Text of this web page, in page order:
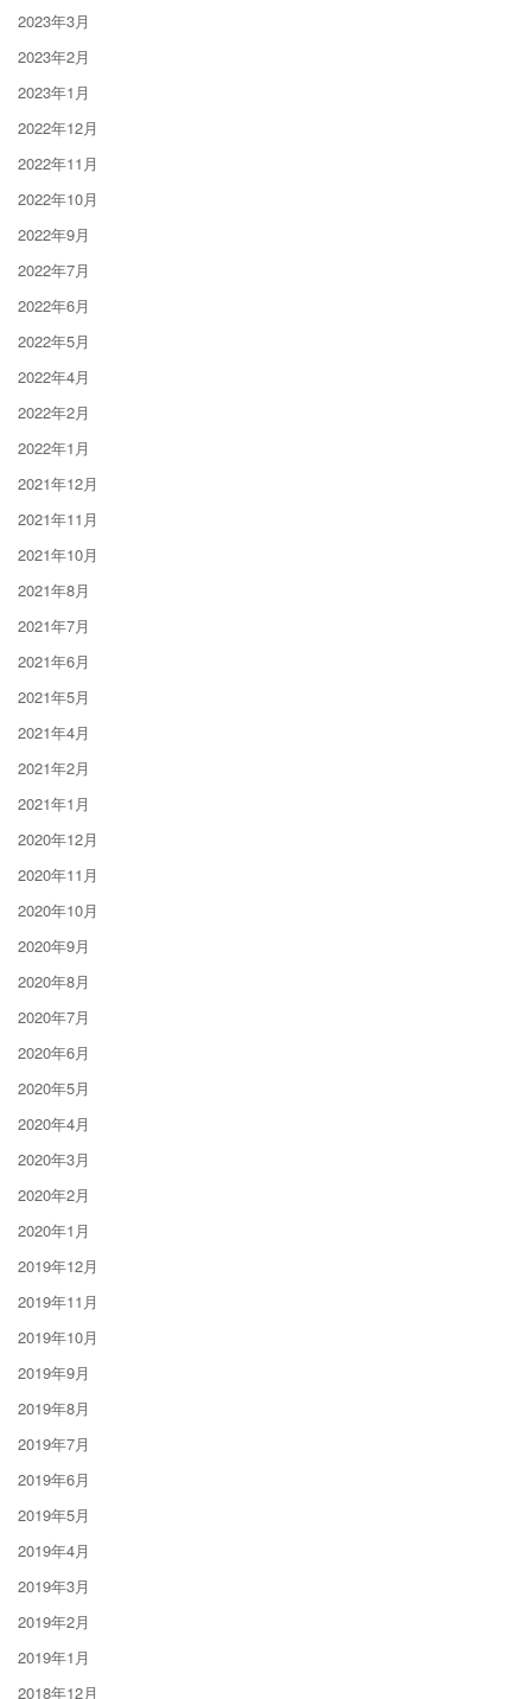
2023年3月
2023年2月
2023年1月
2022年12月
2022年11月
2022年10月
2022年9月
2022年7月
2022年6月
2022年5月
2022年4月
2022年2月
2022年1月
2021年12月
2021年11月
2021年10月
2021年8月
2021年7月
2021年6月
2021年5月
2021年4月
2021年2月
2021年1月
2020年12月
2020年11月
2020年10月
2020年9月
2020年8月
2020年7月
2020年6月
2020年5月
2020年4月
2020年3月
2020年2月
2020年1月
2019年12月
2019年11月
2019年10月
2019年9月
2019年8月
2019年7月
2019年6月
2019年5月
2019年4月
2019年3月
2019年2月
2019年1月
2018年12月